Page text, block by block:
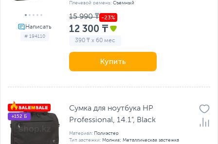
# 194110
Плечевой ремень: Съемный
15 990 ₸
12 300 ₸
390 ₸ x 60 мес
Купить
+152 Б
Сумка для ноутбука HP
Professional, 14.1", Black
Материал: Полиэстер
Тип застежки: Молния; Металлическая застежка